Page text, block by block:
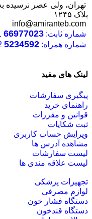
تهران، ولی عصر نرسیده
پلاک ۱۲۴۵
info@amiranteb.com
شماره ثابت: 66977023
شماره همراه: 5234592
لینک های مفید
پیگیری سفارشات
راهنمای خرید
قوانین و مقررات
ثبت شکایات
ویرایش حساب کاربری
مشاهده آدرس ها
لیست سفارشات
لیست علاقه مندی ها
تجهیزات پزشکی
لوازم مصرفی
دستگاه فشار خون
دستگاه قندخون